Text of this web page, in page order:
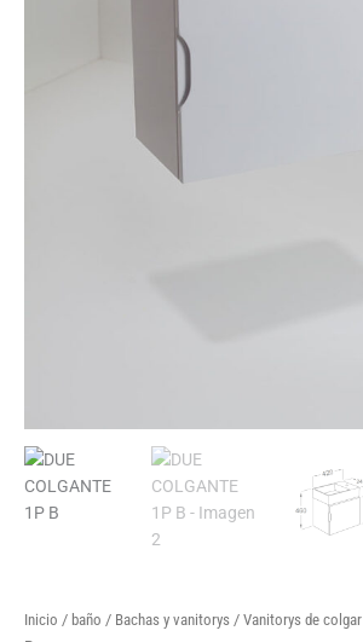
Inicio / baño / Bachas y vanitorys / Vanitorys de colgar